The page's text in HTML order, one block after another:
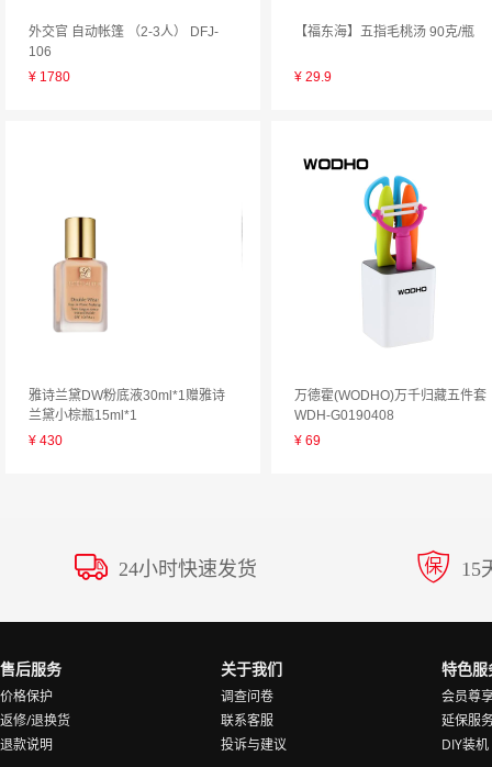
外交官 自动帐篷 （2-3人） DFJ-
106
¥ 1780
【福东海】五指毛桃汤 90克/瓶
¥ 29.9
雅诗兰黛DW粉底液30ml*1赠雅诗
兰黛小棕瓶15ml*1
¥ 430
万德霍(WODHO)万千归藏五件套
WDH-G0190408
¥ 69
24小时快速发货 15
售后服务
价格保护
返修/退换货
退款说明
关于我们
调查问卷
联系客服
投诉与建议
特色服
会员尊
延保服
DIY装机